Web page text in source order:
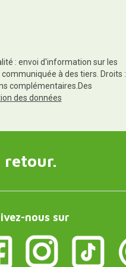
: envoi d'information sur les
à des tiers. Droits :
complémentaires.Des
des données
retour.
nous sur